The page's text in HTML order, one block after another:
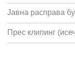
Јавна расправа
Прес клипинг